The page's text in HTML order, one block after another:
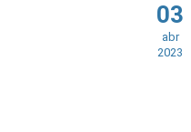
03
abr
2023